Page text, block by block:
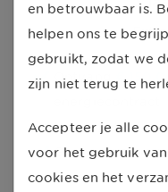
Ontvang €
Hoogste
Geen
en betrouwbaar is.
helpen ons te
gebruikt, zodat we
zijn niet terug te
Accepteer je alle
voor het gebruik
cookies en het